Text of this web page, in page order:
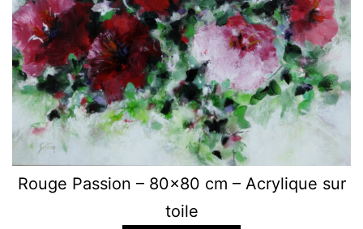
Rouge Passion – 80×80 cm – Acrylique sur
toile